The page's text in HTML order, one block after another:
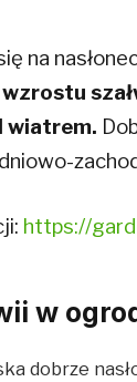
na
wiatrem.
https://
w
dobrze